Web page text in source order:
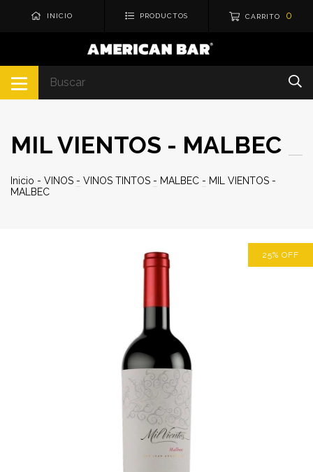
INICIO PRODUCTOS CARRITO 0
MIL VIENTOS - MALBEC
Inicio - VINOS - VINOS TINTOS - MALBEC - MIL VIENTOS -
MALBEC
25% OFF